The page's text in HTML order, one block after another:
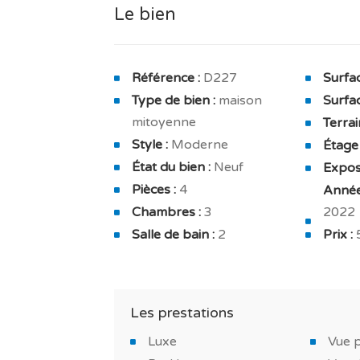
Sans oublier, placards encastrés,
suites, d'un dressing et d'une salle de
Côté extérieur, cette maison s’ouvre
Vendu avec un parking privé pour 1
Ce bien convient aux différents projets,
maison de vacances.
Honoraires agence inclus dus par le
Le bien
Référence : D227
Type de bien : maison
mitoyenne
Style : Moderne
État du bien : Neuf
Pièces : 4
Chambres : 3
Salle de bain : 2
Étage
2022
Prix :
Les prestations
Luxe
Vue